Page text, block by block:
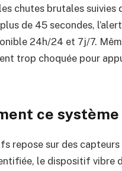
chutes brutales suivies
de 45 secondes,
24h/24 et 7j/7.
trop choquée pour
ce système
repose sur des
le dispositif vibre